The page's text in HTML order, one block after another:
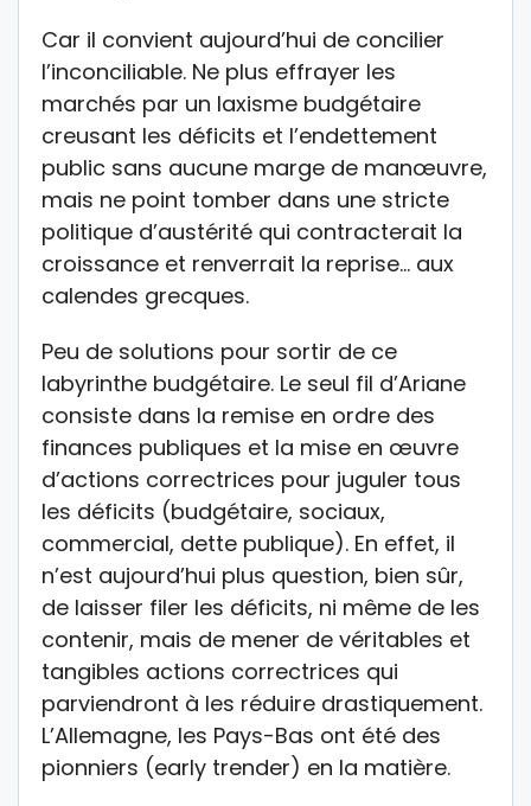
Car il convient aujourd’hui de concilier
l’inconciliable. Ne plus effrayer les
marchés par un laxisme budgétaire
creusant les déficits et l’endettement
public sans aucune marge de manœuvre,
mais ne point tomber dans une stricte
politique d’austérité qui contracterait la
croissance et renverrait la reprise… aux
calendes grecques.
Peu de solutions pour sortir de ce
labyrinthe budgétaire. Le seul fil d’Ariane
consiste dans la remise en ordre des
finances publiques et la mise en œuvre
d’actions correctrices pour juguler tous
les déficits (budgétaire, sociaux,
commercial, dette publique). En effet, il
n’est aujourd’hui plus question, bien sûr,
de laisser filer les déficits, ni même de les
contenir, mais de mener de véritables et
tangibles actions correctrices qui
parviendront à les réduire drastiquement.
L’Allemagne, les Pays-Bas ont été des
pionniers (early trender) en la matière.